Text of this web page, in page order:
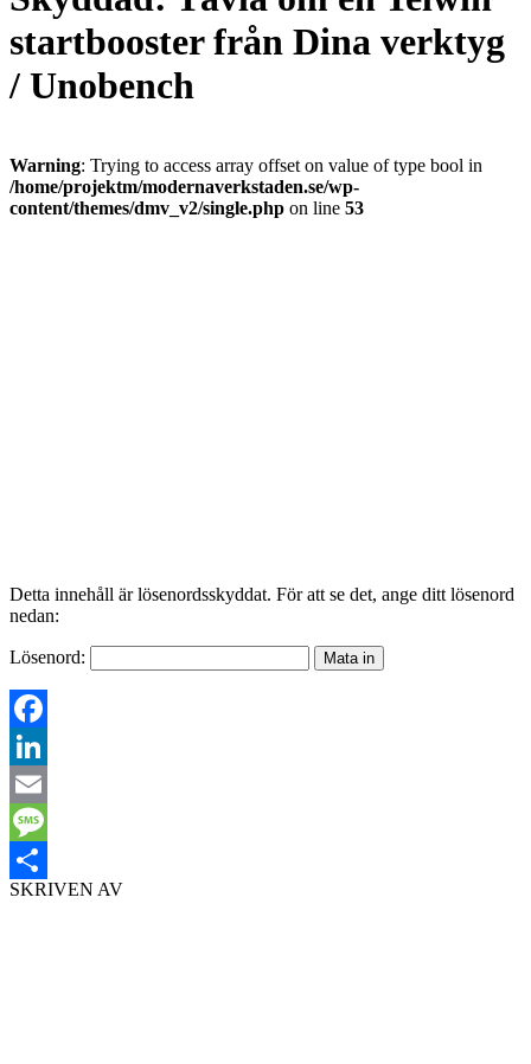
startbooster från Dina verktyg
/ Unobench
Warning: Trying to access array offset on value of type bool in
/home/projektm/modernaverkstaden.se/wp-
content/themes/dmv_v2/single.php on line 53
Detta innehåll är lösenordsskyddat. För att se det, ange ditt lösenord
nedan:
Lösenord:
Facebook
LinkedIn
Email
Message
Dela
SKRIVEN AV